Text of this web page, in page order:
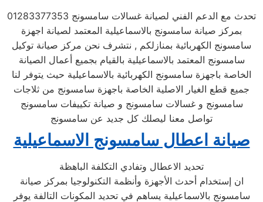
تحدث مع الدعم الفني لصيانة غسالات سامسونج 01283377353
بمركز صيانة سامسونج بالاسماعيلية المعتمد لصيانة اجهزة
سامسونج الكهربائية بمنازلكم , نتشرف نحن مركز صيانة توكيل
سامسونج المعتمد بالاسماعيلية بالقيام بجميع أعمال الصيانة
الخاصة باجهزة سامسونج الكهربائية بالاسماعيلية حيث يتوفر لنا
جميع قطع الغيار الاصلية الخاصة باجهزة سامسونج من ثلاجات
سامسونج و غسالات سامسونج و صيانة تكييفات سامسونج
تواصل معنا ليصلك كل جديد عن سامسونج
صيانة اعطال سامسونج الاسماعيلية
تحديد الاعطال وتفادي التكلفة الباهظة
ان إستخدام أحدث الأجهزة وأنظمة التكنولوجيا بمركز صيانة
سامسونج بالاسماعيلية يساهم في تحديد المكونات التالفة يوفر